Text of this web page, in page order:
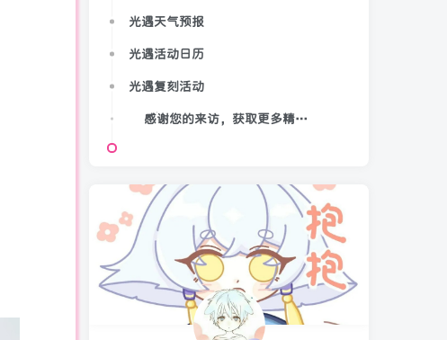
光遇天气预报
光遇活动日历
光遇复刻活动
感谢您的来访，获取更多精彩文章请收藏本站。